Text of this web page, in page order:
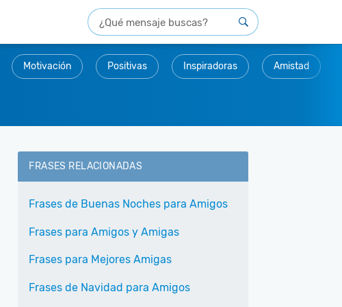
Motivación Positivas Inspiradoras Amistad
FRASES RELACIONADAS
Frases de Buenas Noches para Amigos
Frases para Amigos y Amigas
Frases para Mejores Amigas
Frases de Navidad para Amigos